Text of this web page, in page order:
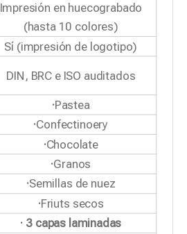
Impresión en huecograbado
(hasta 10 colores)
Sí (impresión de logotipo)
DIN, BRC e ISO auditados
·Pastea
·Confectinoery
·Chocolate
·Granos
·Semillas de nuez
·Friuts secos
· 3 capas laminadas